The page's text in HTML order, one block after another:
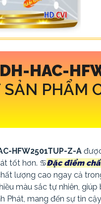
DH-HAC-
SẢN PHẨM
HFW2501TUP-Z-A
tốt hơn. ♋Đặc điểm
lượng cao ngay cả
màu sắc tự nhiên,
Phát, mang đến sự tin